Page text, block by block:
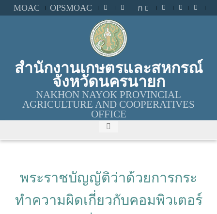
MOAC OPSMOAC ก
สำนักงานเกษตรและสหกรณ์
จังหวัดนครนายก
NAKHON NAYOK PROVINCIAL
AGRICULTURE AND COOPERATIVES
OFFICE
พระราชบัญญัติว่าด้วยการกระ
ทำความผิดเกี่ยวกับคอมพิวเตอร์